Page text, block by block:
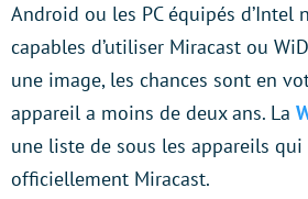
Android ou les PC équipés d’Intel
capables d’utiliser Miracast ou
une image, les chances sont en
appareil a moins de deux ans. La
une liste de sous les appareils
officiellement Miracast.